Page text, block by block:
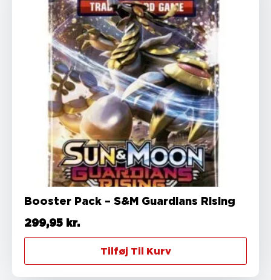
Booster Pack – S&M Guardians Rising
299,95 kr.
Tilføj Til Kurv